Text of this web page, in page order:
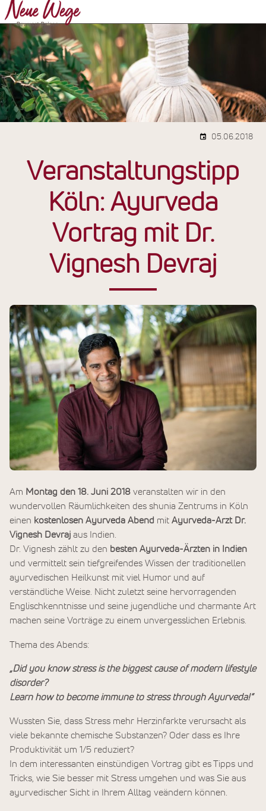
05.06.2018
Veranstaltungstipp
Köln: Ayurveda
Vortrag mit Dr.
Vignesh Devraj
Am Montag den 18. Juni 2018 veranstalten wir in den
wundervollen Räumlichkeiten des shunia Zentrums in Köln
einen kostenlosen Ayurveda Abend mit Ayurveda-Arzt Dr.
Vignesh Devraj aus Indien.
Dr. Vignesh zählt zu den besten Ayurveda-Ärzten in Indien
und vermittelt sein tiefgreifendes Wissen der traditionellen
ayurvedischen Heilkunst mit viel Humor und auf
verständliche Weise. Nicht zuletzt seine hervorragenden
Englischkenntnisse und seine jugendliche und charmante Art
machen seine Vorträge zu einem unvergesslichen Erlebnis.
Thema des Abends:
„Did you know stress is the biggest cause of modern lifestyle
disorder?
Learn how to become immune to stress through Ayurveda!“
Wussten Sie, dass Stress mehr Herzinfarkte verursacht als
viele bekannte chemische Substanzen? Oder dass es Ihre
Produktivität um 1/5 reduziert?
In dem interessanten einstündigen Vortrag gibt es Tipps und
Tricks, wie Sie besser mit Stress umgehen und was Sie aus
ayurvedischer Sicht in Ihrem Alltag veändern können.